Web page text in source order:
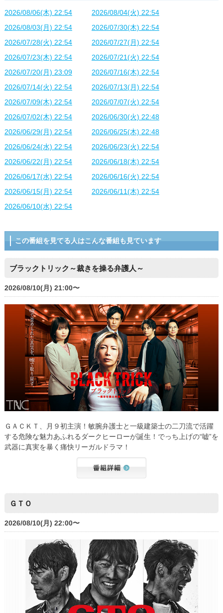
2026/08/06(木) 22:54
2026/08/04(火) 22:54
2026/08/03(月) 22:54
2026/07/30(木) 22:54
2026/07/28(火) 22:54
2026/07/27(月) 22:54
2026/07/23(木) 22:54
2026/07/21(火) 22:54
2026/07/20(月) 23:09
2026/07/16(木) 22:54
2026/07/14(火) 22:54
2026/07/13(月) 22:54
2026/07/09(木) 22:54
2026/07/07(火) 22:54
2026/07/02(木) 22:54
2026/06/30(火) 22:48
2026/06/29(月) 22:54
2026/06/25(木) 22:48
2026/06/24(水) 22:54
2026/06/23(火) 22:54
2026/06/22(月) 22:54
2026/06/18(木) 22:54
2026/06/17(水) 22:54
2026/06/16(火) 22:54
2026/06/15(月) 22:54
2026/06/11(木) 22:54
2026/06/10(水) 22:54
この番組を見てる人はこんな番組も見ています
ブラックトリック～裁きを操る弁護人～
2026/08/10(月) 21:00〜
ＧＡＣＫＴ、月９初主演！敏腕弁護士と一級建築士の二刀流で活躍
する危険な魅力あふれるダークヒーローが誕生！でっち上げの“嘘”を
武器に真実を暴く痛快リーガルドラマ！
ＧＴＯ
2026/08/10(月) 22:00〜